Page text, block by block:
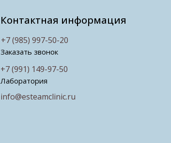
Контактная информация
Заказать звонок
Лаборатория
info@esteamclinic.ru
+7 (991) 149-97-50
+7 (985) 997-50-20